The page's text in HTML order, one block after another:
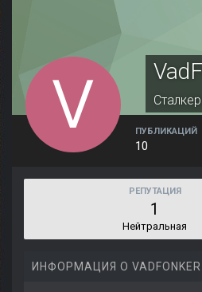
ПУБЛИКАЦИЙ
10
РЕПУТАЦИЯ
1
Нейтральная
ИНФОРМАЦИЯ О VADFONKER